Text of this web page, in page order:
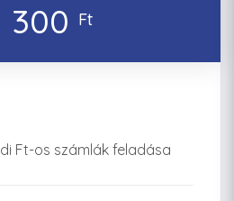
300 Ft
Ft-os számlák feladása